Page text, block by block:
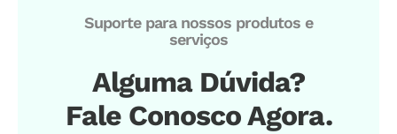
Suporte para nossos produtos e
serviços
Alguma Dúvida?
Fale Conosco Agora.